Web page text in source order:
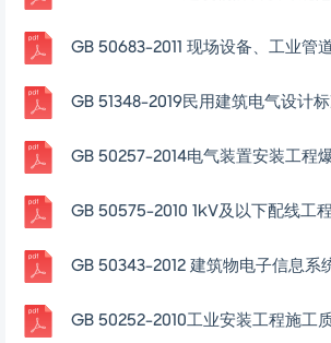
GB 51348-2019民用建筑电气设计
GB 50575-2010 1kV及以下配线工
GB 50343-2012 建筑物电子信息系
GB 50252-2010工业安装工程施工